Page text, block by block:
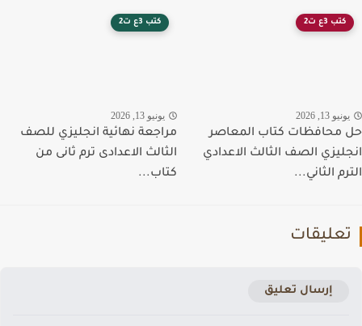
كتب 3ع ت2
13, 2026
محافظات كتاب المعاصر
الصف الثالث الاعدادي
الثاني...
كتب 3ع ت2
يونيو 13, 2026
مراجعة نهائية انجليزي للصف
الثالث الاعدادى ترم ثانى من
كتاب...
إرسال تعليق